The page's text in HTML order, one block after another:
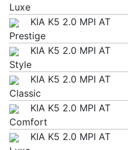
Luxe
KIA K5 2.0 MPI AT
Prestige
KIA K5 2.0 MPI AT
Style
KIA K5 2.0 MPI AT
Classic
KIA K5 2.0 MPI AT
Comfort
KIA K5 2.0 MPI AT